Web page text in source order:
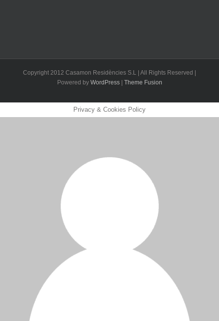
Copyright 2012 Casamon Residències S.L | All Rights Reserved |
Powered by WordPress| Theme Fusion
Privacy & Cookies Policy